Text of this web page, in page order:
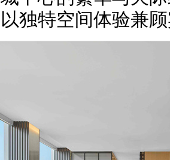
独特空间体验兼